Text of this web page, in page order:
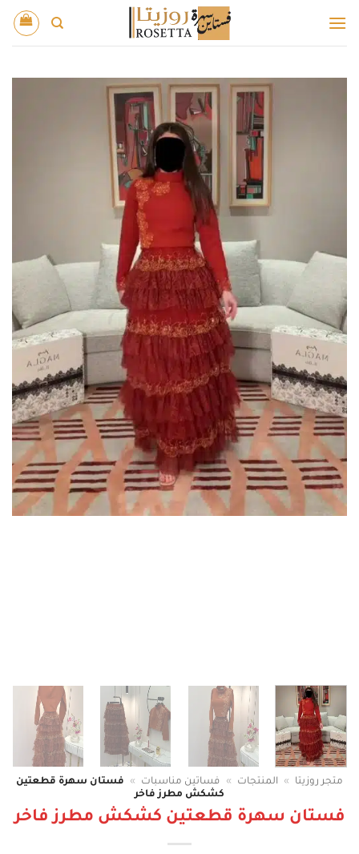
للمحتوى
متجر روزيتا » المنتجات » فساتين مناسبات »
فستان سهرة قطعتين
كشكش مطرز فاخر
فستان سهرة قطعتين كشكش مطرز فاخر